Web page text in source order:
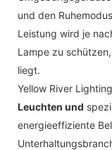
und den
Leistung wird je
Lampe zu
liegt.
Yellow River
Leuchten und
energieeffiziente